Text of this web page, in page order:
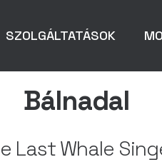
SZOLGÁLTATÁSOK
Bálnadal
Last Whale